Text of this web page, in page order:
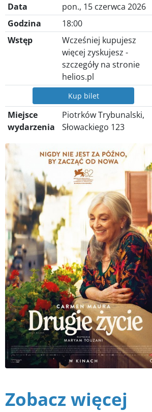
Data
pon., 15 czerwca 2026
Godzina
18:00
Wstęp
Wcześniej kupujesz
więcej zyskujesz -
szczegóły na stronie
helios.pl
Kup bilet
Miejsce
wydarzenia
Piotrków Trybunalski,
Słowackiego 123
Zobacz więcej